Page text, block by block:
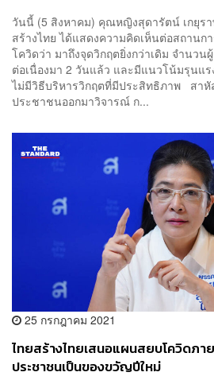
วันนี้ (5 สิงหาคม) คุณหญิงสุดารัตน์ เกยุร
สร้างไทย ได้แสดงความคิดเห็นต่อสถาน
โควิดว่า มาถึงจุดวิกฤตยิ่งกว่าเดิม จำนวน
ต่อเนื่องมา 2 วันแล้ว และมีแนวโน้มรุนแร
ไม่มีวิธีบริหารวิกฤตที่มีประสิทธิภาพ สาหั
ประชาชนออกมาวิจารณ์ ก...
25 กรกฎาคม 2021
ไทยสร้างไทยเสนอแผนสยบโควิดภ
ประชาชนเป็นของขวัญปีใหม่